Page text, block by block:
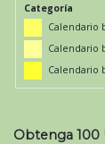
Categoría
Calendario
Calendario
Calendario
Obtenga 100